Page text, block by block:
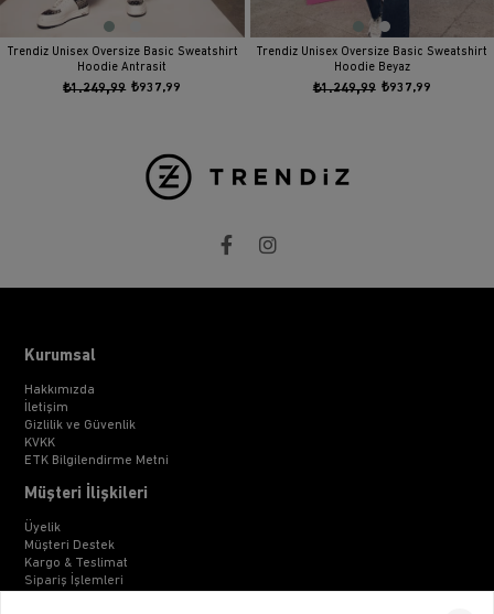
Trendiz Unisex Oversize Basic Sweatshirt
Hoodie Antrasit
₺937,99
₺1.249,99
Trendiz Unisex Oversize Basic Sweatshirt
Hoodie Beyaz
₺937,99
₺1.249,99
Kurumsal
Hakkımızda
İletişim
Gizlilik ve Güvenlik
KVKK
ETK Bilgilendirme Metni
Müşteri İlişkileri
Üyelik
Müşteri Destek
Kargo & Teslimat
Sipariş İşlemleri